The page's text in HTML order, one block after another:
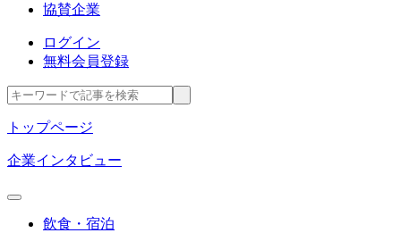
協賛企業
ログイン
無料会員登録
トップページ
企業インタビュー
飲食・宿泊